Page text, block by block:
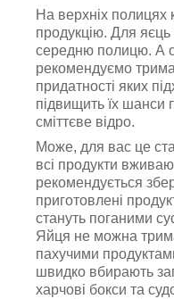
На верхніх полицях
продукцію. Для яєць
середню полицю. А
рекомендуємо
придатності яких
підвищить їх шанси
сміттєве відро.
Може, для вас це
всі продукти
рекомендується
приготовлені
стануть поганими
Яйця не можна
пахучими
швидко вбирають
харчові бокси та